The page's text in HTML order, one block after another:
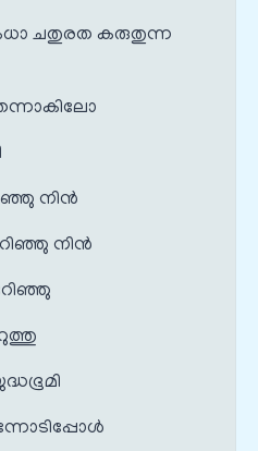
ചതുരത കരുതുന്ന
നിന്‍
നിന്‍